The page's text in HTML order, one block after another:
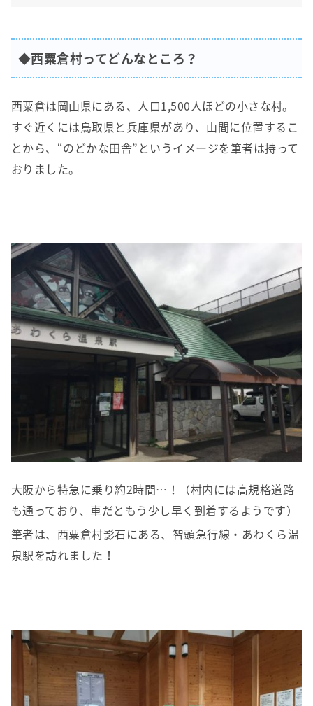
◆西粟倉村ってどんなところ？
西粟倉は岡山県にある、人口1,500人ほどの小さな村。
すぐ近くには鳥取県と兵庫県があり、山間に位置するこ
とから、“のどかな田舎”というイメージを筆者は持って
おりました。
大阪から特急に乗り約2時間…！（村内には高規格道路
も通っており、車だともう少し早く到着するようです）
筆者は、西粟倉村影石にある、智頭急行線・あわくら温
泉駅を訪れました！